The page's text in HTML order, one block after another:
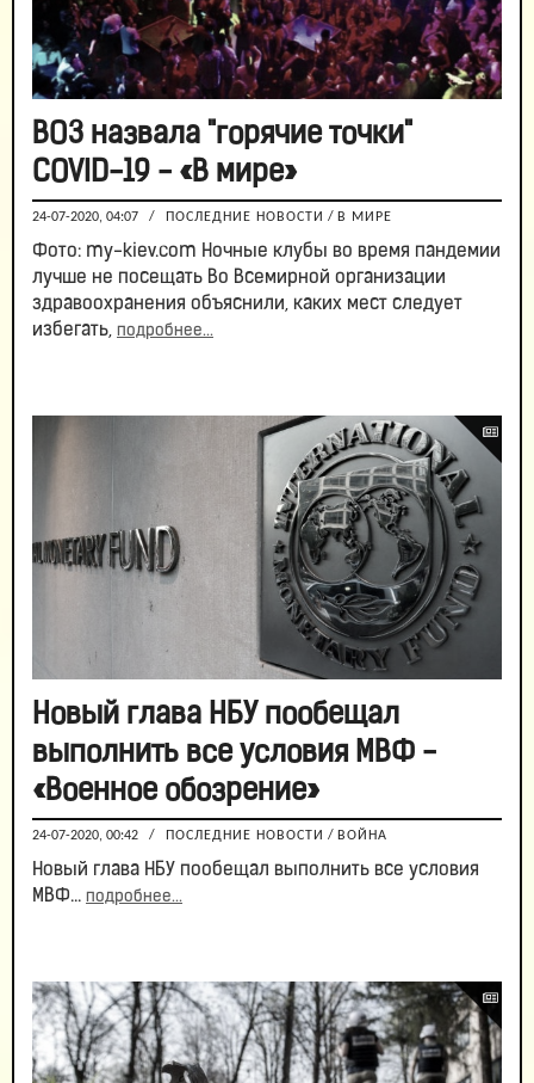
ВОЗ назвала "горячие точки"
COVID-19 - «В мире»
24-07-2020, 04:07 / ПОСЛЕДНИЕ НОВОСТИ / В МИРЕ
Фото: my-kiev.com Ночные клубы во время пандемии
лучше не посещать Во Всемирной организации
здравоохранения объяснили, каких мест следует
избегать, подробнее...
Новый глава НБУ пообещал
выполнить все условия МВФ -
«Военное обозрение»
24-07-2020, 00:42 / ПОСЛЕДНИЕ НОВОСТИ / ВОЙНА
Новый глава НБУ пообещал выполнить все условия
МВФ... подробнее...